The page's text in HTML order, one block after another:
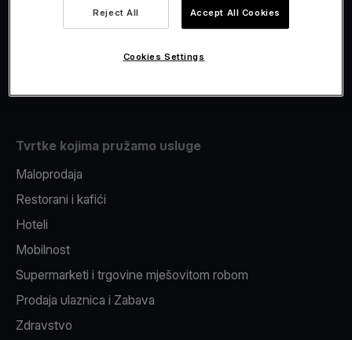
Fiskalizacija
Tvrtke kojima pružamo usluge
Maloprodaja
Restorani i kafići
Hoteli
Mobilnost
Supermarketi i trgovine mješovitom robom
Prodaja ulaznica i Zabava
Zdravstvo
Reject All Accept All Cookies
Cookies Settings